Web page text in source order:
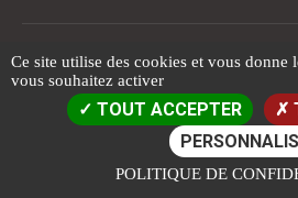
© 2017 GIE Ovin du Centre Ouest -
légales-Politique de
Ce site utilise des cookies et vous donne
vous souhaitez activer
TOUT ACCEPTER
POLITIQUE DE